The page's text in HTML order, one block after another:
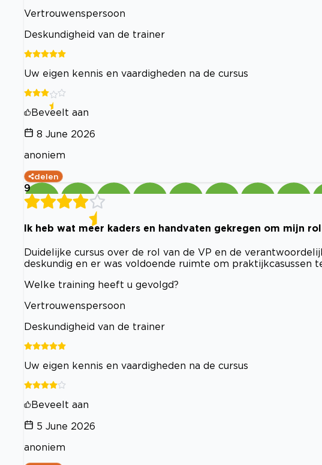
Vertrouwenspersoon
Deskundigheid van de trainer
Uw eigen kennis en vaardigheden na de cursus
Beveelt aan
8 June 2026
anoniem
delen
9
Ik heb wat meer kaders en handvaten gekregen om mijn
Duidelijke cursus over de rol van de VP en de
deskundig en er was voldoende ruimte om praktijkcasussen
Welke training heeft u gevolgd?
Vertrouwenspersoon
Deskundigheid van de trainer
Uw eigen kennis en vaardigheden na de cursus
Beveelt aan
5 June 2026
anoniem